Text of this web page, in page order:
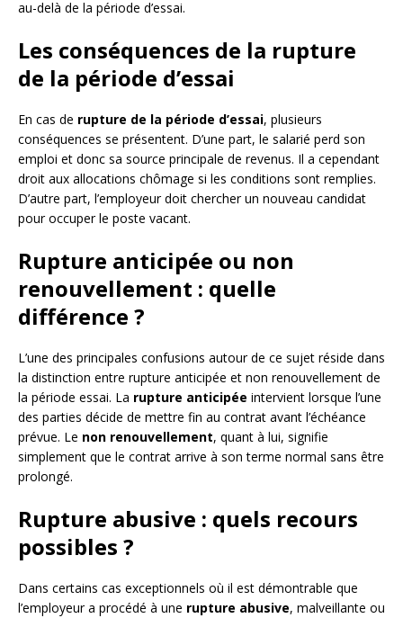
au-delà de la période d’essai.
Les conséquences de la rupture
de la période d’essai
En cas de rupture de la période d’essai, plusieurs
conséquences se présentent. D’une part, le salarié perd son
emploi et donc sa source principale de revenus. Il a cependant
droit aux allocations chômage si les conditions sont remplies.
D’autre part, l’employeur doit chercher un nouveau candidat
pour occuper le poste vacant.
Rupture anticipée ou non
renouvellement : quelle
différence ?
L’une des principales confusions autour de ce sujet réside dans
la distinction entre rupture anticipée et non renouvellement de
la période essai. La rupture anticipée intervient lorsque l’une
des parties décide de mettre fin au contrat avant l’échéance
prévue. Le non renouvellement, quant à lui, signifie
simplement que le contrat arrive à son terme normal sans être
prolongé.
Rupture abusive : quels recours
possibles ?
Dans certains cas exceptionnels où il est démontrable que
l’employeur a procédé à une rupture abusive, malveillante ou